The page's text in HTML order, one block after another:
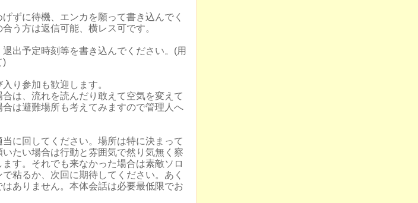
ずに待機、エンカを願って書き込んでく
う方は返信可能、横レス可です。
出予定時刻等を書き込んでください。(用
)
り参加も歓迎します。
は、流れを読んだり敢えて空気を変えて
は避難場所も考えてみますので管理人へ
に回してください。場所は特に決まって
たい場合は行動と雰囲気で然り気無く察
す。それでも来なかった場合は素敵ソロ
粘るか、次回に期待してください。あく
ありません。本体会話は必要最低限でお